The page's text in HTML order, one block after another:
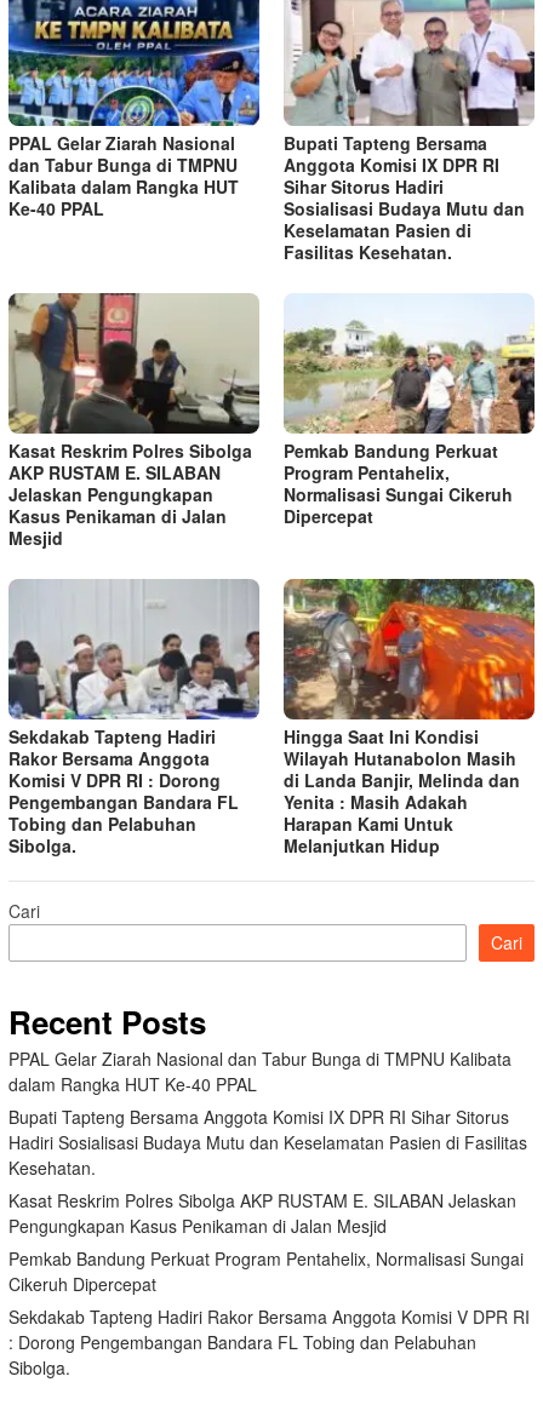
PPAL Gelar Ziarah Nasional
dan Tabur Bunga di TMPNU
Kalibata dalam Rangka HUT
Ke-40 PPAL
Bupati Tapteng Bersama
Anggota Komisi IX DPR RI
Sihar Sitorus Hadiri
Sosialisasi Budaya Mutu dan
Keselamatan Pasien di
Fasilitas Kesehatan.
Kasat Reskrim Polres Sibolga
AKP RUSTAM E. SILABAN
Jelaskan Pengungkapan
Kasus Penikaman di Jalan
Mesjid
Pemkab Bandung Perkuat
Program Pentahelix,
Normalisasi Sungai Cikeruh
Dipercepat
Sekdakab Tapteng Hadiri
Rakor Bersama Anggota
Komisi V DPR RI : Dorong
Pengembangan Bandara FL
Tobing dan Pelabuhan
Sibolga.
Hingga Saat Ini Kondisi
Wilayah Hutanabolon Masih
di Landa Banjir, Melinda dan
Yenita : Masih Adakah
Harapan Kami Untuk
Melanjutkan Hidup
Cari
Cari
Recent Posts
PPAL Gelar Ziarah Nasional dan Tabur Bunga di TMPNU Kalibata
dalam Rangka HUT Ke-40 PPAL
Bupati Tapteng Bersama Anggota Komisi IX DPR RI Sihar Sitorus
Hadiri Sosialisasi Budaya Mutu dan Keselamatan Pasien di Fasilitas
Kesehatan.
Kasat Reskrim Polres Sibolga AKP RUSTAM E. SILABAN Jelaskan
Pengungkapan Kasus Penikaman di Jalan Mesjid
Pemkab Bandung Perkuat Program Pentahelix, Normalisasi Sungai
Cikeruh Dipercepat
Sekdakab Tapteng Hadiri Rakor Bersama Anggota Komisi V DPR RI
: Dorong Pengembangan Bandara FL Tobing dan Pelabuhan
Sibolga.